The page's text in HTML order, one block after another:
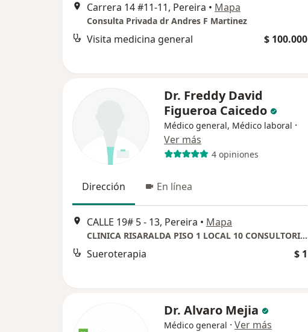
Carrera 14 #11-11, Pereira • Mapa
Consulta Privada dr Andres F Martinez
Visita medicina general $ 100.000
Dr. Freddy David
Figueroa Caicedo
Médico general, Médico laboral ·
Ver más
4 opiniones
Dirección En línea
CALLE 19# 5 - 13, Pereira • Mapa
CLINICA RISARALDA PISO 1 LOCAL 10 CONSULTORIO 5
Sueroterapia $ 1
Dr. Alvaro Mejia
Médico general · Ver más